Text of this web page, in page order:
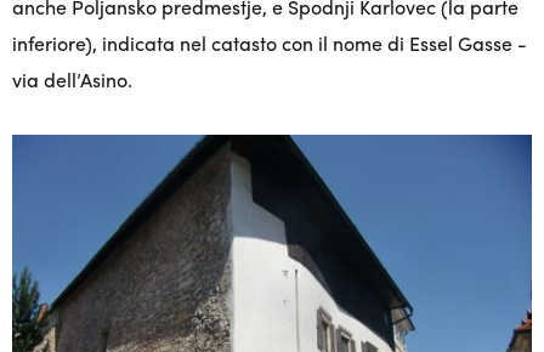
anche Poljansko predmestje, e Spodnji Karlovec (la parte
inferiore), indicata nel catasto con il nome di Essel Gasse -
via dell’Asino.